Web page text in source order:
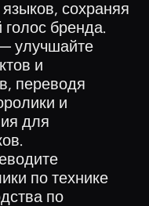
сохраняя
бренда.
улучшайте
и
переводя
и
для
по технике
по